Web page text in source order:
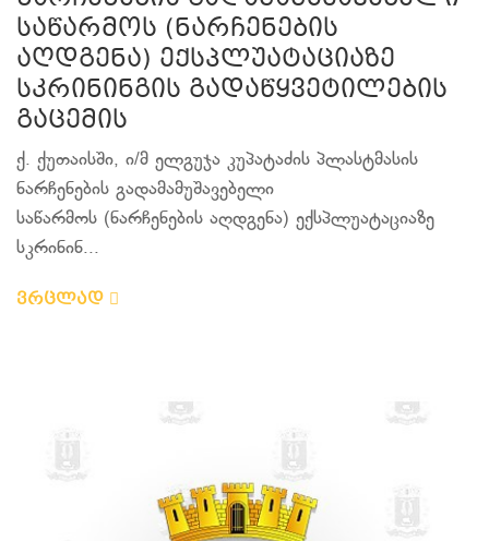
საწარმოს (ნარჩენების
აღდგენა) ექსპლუატაციაზე
სკრინინგის გადაწყვეტილების
გაცემის
ქ. ქუთაისში, ი/მ ელგუჯა კუპატაძის პლასტმასის
ნარჩენების გადამამუშავებელი
საწარმოს (ნარჩენების აღდგენა) ექსპლუატაციაზე
სკრინინ...
ვრცლად